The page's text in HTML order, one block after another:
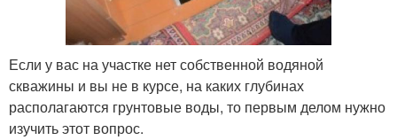
Если у вас на участке нет собственной водяной
скважины и вы не в курсе, на каких глубинах
располагаются грунтовые воды, то первым делом нужно
изучить этот вопрос.